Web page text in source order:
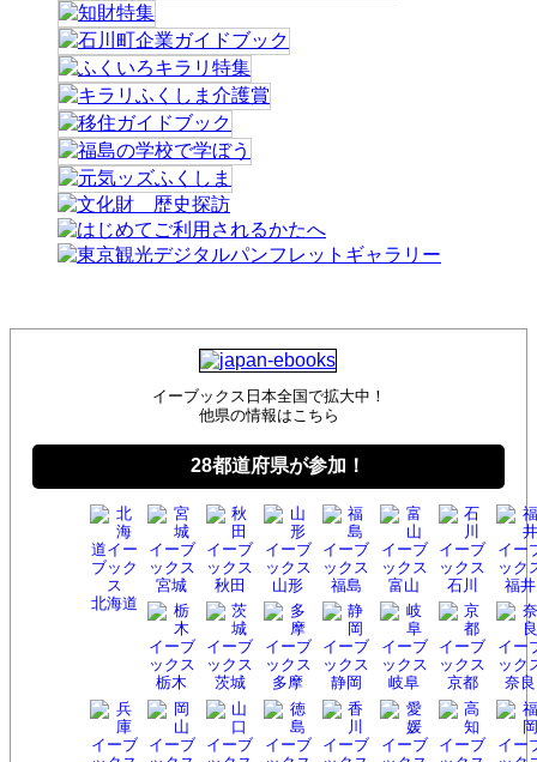
イーブックス日本全国で拡大中！
他県の情報はこちら
28都道府県が参加！
北海道
宮城 秋田 山形 福島 富山 石川 福井
栃木 茨城 多摩 静岡 岐阜 京都 奈良